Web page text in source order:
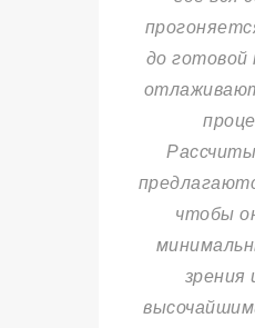
до готовой
чтобы
зрения